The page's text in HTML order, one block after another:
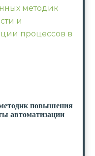
повышения
автоматизации